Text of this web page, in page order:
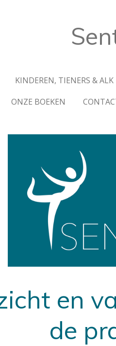
KINDEREN, TIENERS &
ONZE BOEKEN
en
de